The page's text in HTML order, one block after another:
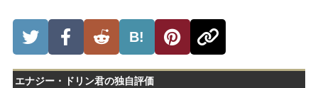
B!
エナジー・ドリン君の独自評価